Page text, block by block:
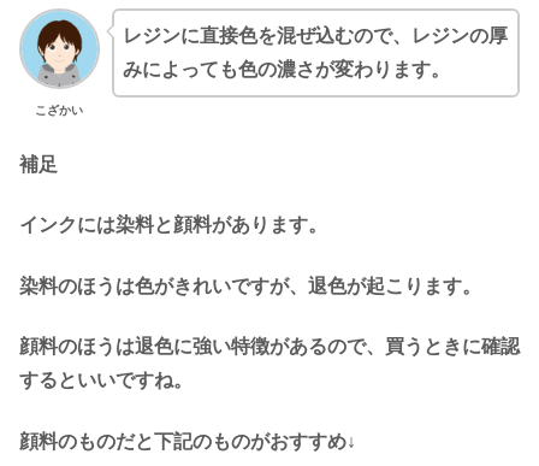
こざかい
レジンに直接色を混ぜ込むので、レジンの厚
みによっても色の濃さが変わります。
補足
インクには染料と顔料があります。
染料のほうは色がきれいですが、退色が起こります。
顔料のほうは退色に強い特徴があるので、買うときに確認
するといいですね。
顔料のものだと下記のものがおすすめ↓